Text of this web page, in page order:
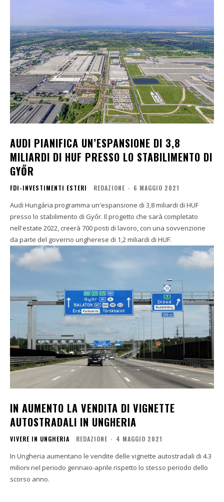
AUDI PIANIFICA UN’ESPANSIONE DI 3,8
MILIARDI DI HUF PRESSO LO STABILIMENTO DI
GYŐR
FDI-INVESTIMENTI ESTERI REDAZIONE - 6 MAGGIO 2021
Audi Hungária programma un'espansione di 3,8 miliardi di HUF
presso lo stabilimento di Győr. Il progetto che sarà completato
nell'estate 2022, creerà 700 posti di lavoro, con una sovvenzione
da parte del governo ungherese di 1,2 miliardi di HUF.
IN AUMENTO LA VENDITA DI VIGNETTE
AUTOSTRADALI IN UNGHERIA
VIVERE IN UNGHERIA REDAZIONE - 4 MAGGIO 2021
In Ungheria aumentano le vendite delle vignette autostradali di 4.3
milioni nel periodo gennaio-aprile rispetto lo stesso periodo dello
scorso anno.